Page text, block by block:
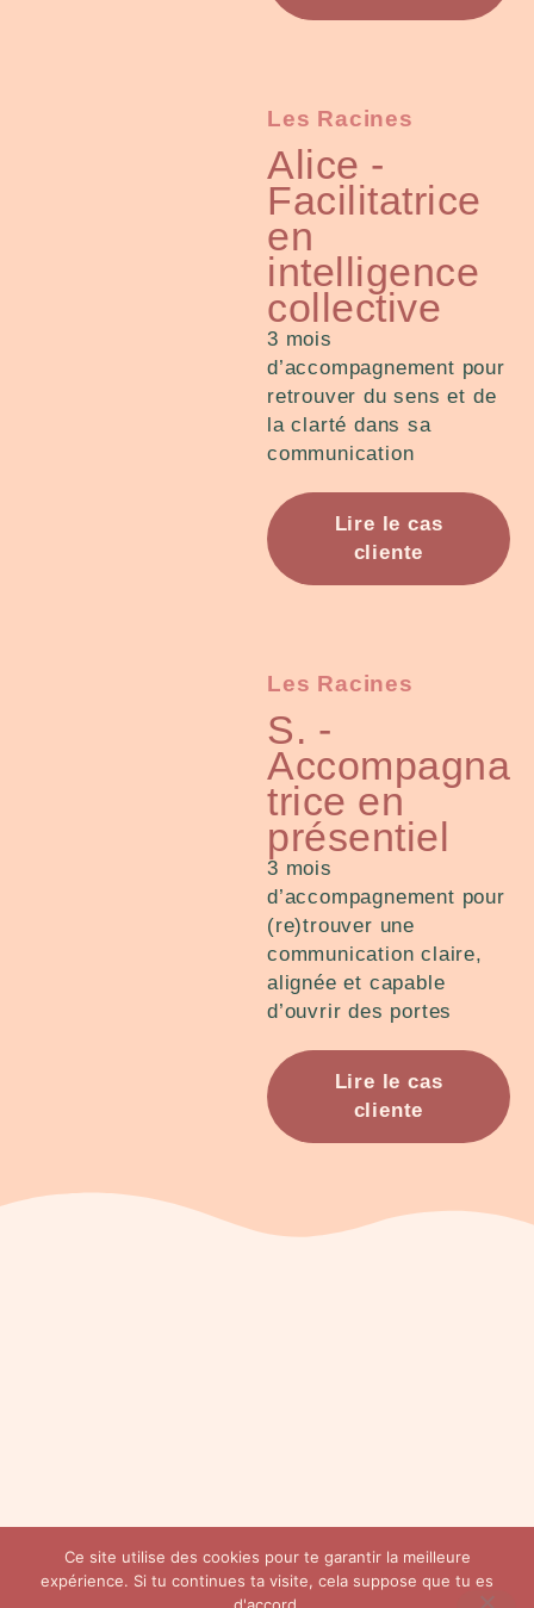
Les Racines
Alice -
Facilitatrice
en
intelligence
collective
3 mois
d’accompagnement pour
retrouver du sens et de
la clarté dans sa
communication
Lire le cas
cliente
Les Racines
S. -
Accompagna
trice en
présentiel
3 mois
d’accompagnement pour
(re)trouver une
communication claire,
alignée et capable
d’ouvrir des portes
Lire le cas
cliente
PROPO
S
CT
ST
Ce site utilise des cookies pour te garantir la meilleure
expérience. Si tu continues ta visite, cela suppose que tu es